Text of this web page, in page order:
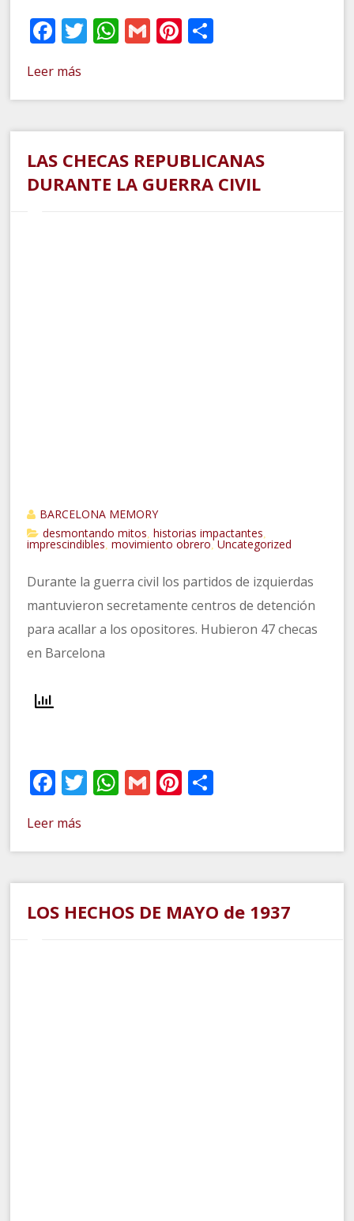
Facebook
Twitter
WhatsApp
GmailPinterest
Leer más
LAS CHECAS REPUBLICANAS
DURANTE LA GUERRA CIVIL
BARCELONA MEMORY
desmontando mitos historias impactantes
imprescindibles ,movimiento obrero ,Uncategorized
Durante la guerra civil los partidos de izquierdas
mantuvieron secretamente centros de detención
para acallar a los opositores. Hubieron 47 checas
en Barcelona
Facebook
Twitter
WhatsApp
GmailPinterest
Leer más
LOS HECHOS DE MAYO de 1937